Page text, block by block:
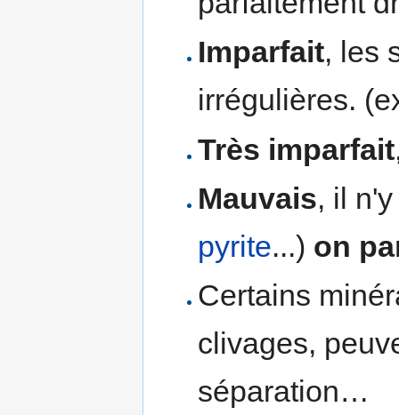
Imparfait, les
irrégulières.
Très imparfait
Mauvais, il
pyrite...) on
Certains
clivages,
séparation…